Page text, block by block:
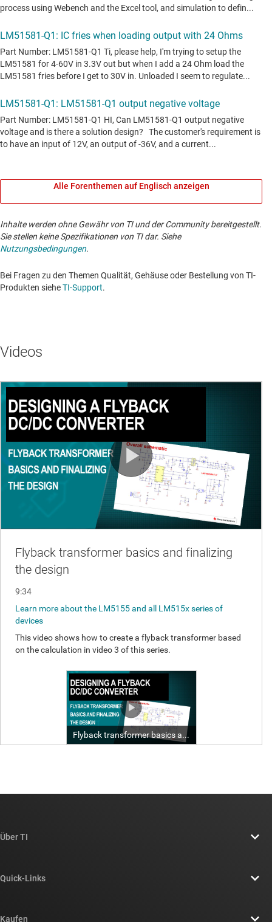
Alle Forenthemen auf Englisch anzeigen
Inhalte werden ohne Gewähr von TI und der Community bereitgestellt.
Sie stellen keine Spezifikationen von TI dar. Siehe
Nutzungsbedingungen.
Bei Fragen zu den Themen Qualität, Gehäuse oder Bestellung von TI-
Produkten sieheTI-Support. ​​​​​​​​​​​​​​
Videos
Über TI
Newsroom
Quick-Links
Kaufen